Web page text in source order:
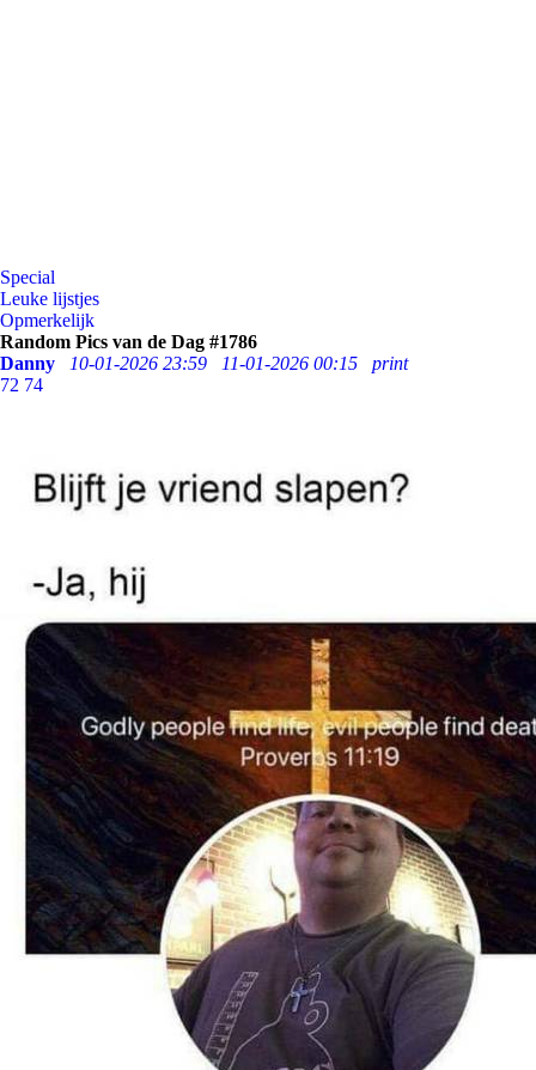
Special
Leuke lijstjes
Opmerkelijk
Random Pics van de Dag #1786
Danny
10-01-2026 23:59 11-01-2026 00:15
print
72 74